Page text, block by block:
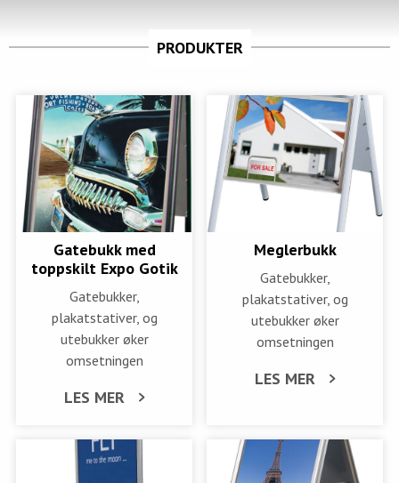
PRODUKTER
Gatebukk med
toppskilt Expo Gotik
Gatebukker,
plakatstativer, og
utebukker øker
omsetningen
LES MER
Meglerbukk
Gatebukker,
plakatstativer, og
utebukker øker
omsetningen
LES MER